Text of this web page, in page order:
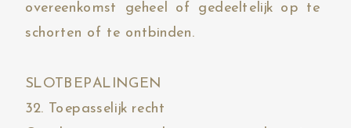
overeenkomst geheel of gedeeltelijk op te
schorten of te ontbinden.
SLOTBEPALINGEN
32. Toepasselijk recht